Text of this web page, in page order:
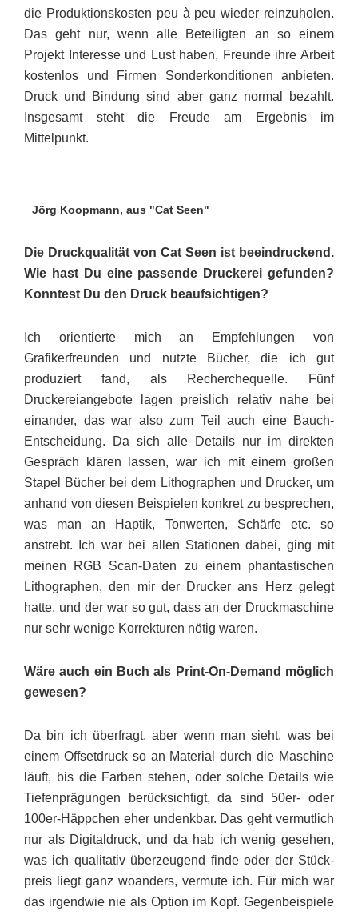
die Produktions­kosten peu à peu wieder reinzuholen.
Das geht nur, wenn alle Beteiligten an so einem
Projekt Inter­esse und Lust haben, Freunde ihre Arbeit
kostenlos und Firmen Sonderkonditionen an­bie­ten.
Druck und Bindung sind aber ganz normal bezahlt.
Insge­samt steht die Freude am Ergebnis im
Mittelpunkt.
Jörg Koopmann, aus "Cat Seen"
Die Druckqualität von Cat Seen ist beeindruckend.
Wie hast Du eine passende Druckerei gefunden?
Konn­­test Du den Druck beaufsichtigen?
Ich orientierte mich an Empfeh­lun­gen von
Grafikerfreunden und nutzte Bücher, die ich gut
produziert fand, als Recherche­quelle. Fünf
Druckereiangebote lagen preislich relativ nahe bei
einander, das war also zum Teil auch eine Bauch-
Entscheidung. Da sich alle Details nur im direkten
Gespräch klären lassen, war ich mit einem großen
Stapel Bücher bei dem Lithographen und Drucker, um
anhand von diesen Beispielen konkret zu besprechen,
was man an Haptik, Ton­werten, Schärfe etc. so
anstrebt. Ich war bei allen Stationen dabei, ging mit
meinen RGB Scan-Daten zu einem phantastischen
Lithogra­phen, den mir der Drucker ans Herz gelegt
hatte, und der war so gut, dass an der Druckmaschine
nur sehr wenige Korrekturen nötig waren.
Wäre auch ein Buch als Print-On-Demand möglich
gewesen?
Da bin ich überfragt, aber wenn man sieht, was bei
einem Offset­druck so an Material durch die Ma­schine
läuft, bis die Farben stehen, oder solche Details wie
Tiefenprä­gungen berücksichtigt, da sind 50er- oder
100er-Häppchen eher undenkbar. Das geht vermutlich
nur als Digitaldruck, und da hab ich wenig gesehen,
was ich qualitativ überzeugend finde oder der Stück­
preis liegt ganz woanders, vermute ich. Für mich war
das irgendwie nie als Option im Kopf. Gegen­beispiele